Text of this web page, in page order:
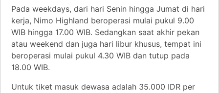
Pada weekdays, dari hari Senin hingga Jumat di hari
kerja, Nimo Highland beroperasi mulai pukul 9.00
WIB hingga 17.00 WIB. Sedangkan saat akhir pekan
atau weekend dan juga hari libur khusus, tempat ini
beroperasi mulai pukul 4.30 WIB dan tutup pada
18.00 WIB.
Untuk tiket masuk dewasa adalah 35.000 IDR per